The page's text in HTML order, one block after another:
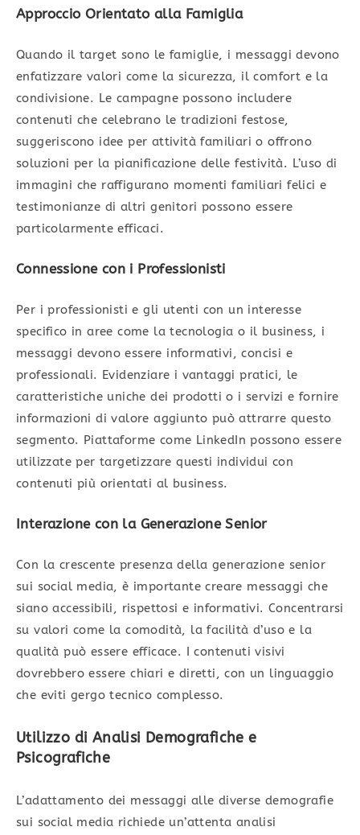
Approccio Orientato alla Famiglia
Quando il target sono le famiglie, i messaggi devono
enfatizzare valori come la sicurezza, il comfort e la
condivisione. Le campagne possono includere
contenuti che celebrano le tradizioni festose,
suggeriscono idee per attività familiari o offrono
soluzioni per la pianificazione delle festività. L’uso di
immagini che raffigurano momenti familiari felici e
testimonianze di altri genitori possono essere
particolarmente efficaci.
Connessione con i Professionisti
Per i professionisti e gli utenti con un interesse
specifico in aree come la tecnologia o il business, i
messaggi devono essere informativi, concisi e
professionali. Evidenziare i vantaggi pratici, le
caratteristiche uniche dei prodotti o i servizi e fornire
informazioni di valore aggiunto può attrarre questo
segmento. Piattaforme come LinkedIn possono essere
utilizzate per targetizzare questi individui con
contenuti più orientati al business.
Interazione con la Generazione Senior
Con la crescente presenza della generazione senior
sui social media, è importante creare messaggi che
siano accessibili, rispettosi e informativi. Concentrarsi
su valori come la comodità, la facilità d’uso e la
qualità può essere efficace. I contenuti visivi
dovrebbero essere chiari e diretti, con un linguaggio
che eviti gergo tecnico complesso.
Utilizzo di Analisi Demografiche e
Psicografiche
L’adattamento dei messaggi alle diverse demografie
sui social media richiede un’attenta analisi